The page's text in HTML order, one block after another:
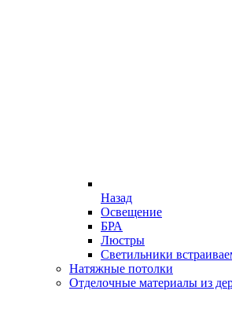
Назад
Освещение
БРА
Люстры
Светильники
Натяжные потолки
Отделочные материалы из